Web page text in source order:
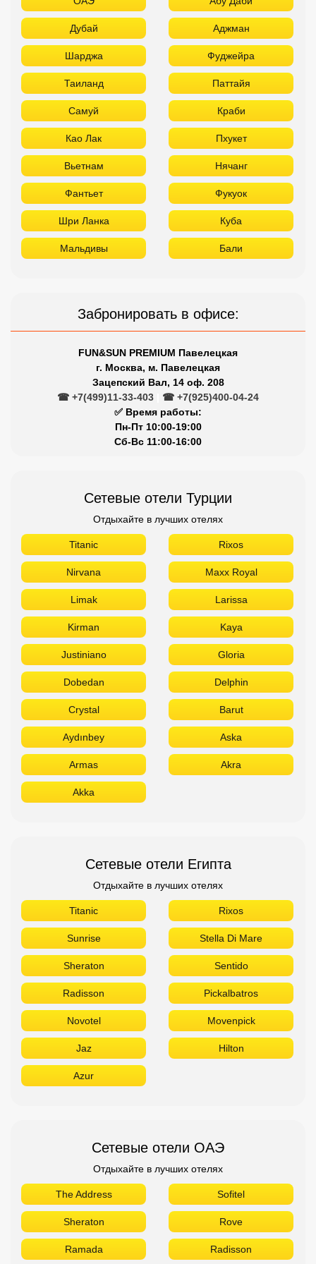
Вьетнам Нячанг
Фантьет Фукуок
Шри Ланка Куба
Мальдивы Бали
Забронировать в офисе:
FUN&SUN PREMIUM Павелецкая
г. Москва, м. Павелецкая
Зацепский Вал, 14 оф. 208
☎ +7(499)11-33-403
☎ +7(925)400-04-24
Сетевые отели Турции
Отдыхайте в лучших отелях
Titanic
Justiniano Gloria
Dobedan Delphin
Crystal Barut
Aydınbey Aska
Armas Akra
Akka
Сетевые отели Египта
Отдыхайте в лучших отелях
Novotel Movenpick
Jaz Hilton
Azur
Сетевые отели ОАЭ
Отдыхайте в лучших отелях
Marriott Le Meridien
Ibis Hilton
Fairmont